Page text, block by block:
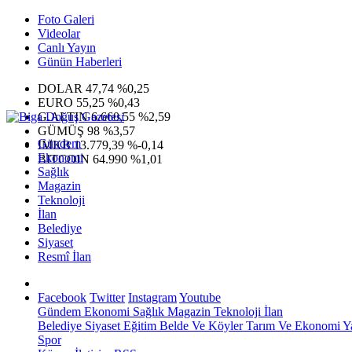
Foto Galeri
Videolar
Canlı Yayın
Günün Haberleri
DOLAR 47,74 %0,25
EURO 55,25 %0,43
G.ALTIN6.660,55 %2,59
GÜMÜŞ 98 %3,57
IMKB13.779,39 %-0,14
BITCOIN 64.990 %1,01
Gündem
Ekonomi
Sağlık
Magazin
Teknoloji
İlan
Belediye
Siyaset
Resmî İlan
Facebook Twitter InstagramYoutube
Gündem Ekonomi Sağlık Magazin Teknoloji İlan
Belediye Siyaset Eğitim Belde Ve KöylerTarım Ve Ekonomi
Spor